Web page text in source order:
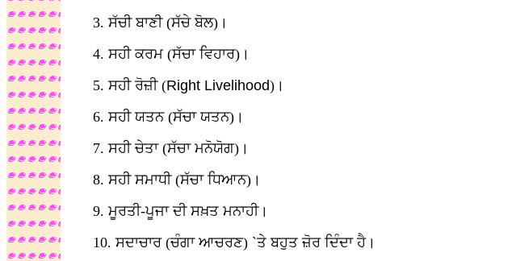
3. ਸੱਚੀ ਬਾਣੀ (ਸੱਚੇ ਬੋਲ)।
4. ਸਹੀ ਕਰਮ (ਸੱਚਾ ਵਿਹਾਰ)।
5. ਸਹੀ ਰੋਜ਼ੀ (Right Livelihood)।
6. ਸਹੀ ਯਤਨ (ਸੱਚਾ ਯਤਨ)।
7. ਸਹੀ ਚੇਤਾ (ਸੱਚਾ ਮਨੋਯੋਗ)।
8. ਸਹੀ ਸਮਾਧੀ (ਸੱਚਾ ਧਿਆਨ)।
9. ਮੂਰਤੀ-ਪੂਜਾ ਦੀ ਸਖ਼ਤ ਮਨਾਹੀ।
10. ਸਦਾਚਾਰ (ਚੰਗਾ ਆਚਰਣ) `ਤੇ ਬਹੁਤ ਜ਼ੋਰ ਦਿੰਦਾ ਹੈ।